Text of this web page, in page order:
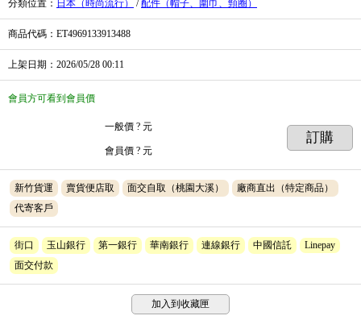
分類位置 ： 日本（時尚流行） /配件（帽子、圍巾、頸圈）
商品代碼 ：ET4969133913488
上架日期 ：2026/05/28 00:11
會員方可看到會員價
一般價 ? 元
會員價 ? 元
訂購
新竹貨運 賣貨便店取 面交自取（桃園大溪）
廠商直出（特定商品）
代寄客戶
街口 玉山銀行 第一銀行 華南銀行 連線銀行 中國信託
Linepay
面交付款
加入到收藏匣